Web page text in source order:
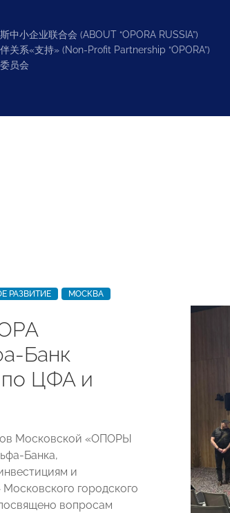
中小企业联合会 (ABOUT “OPORA RUSSIA”)
关系«支持» (Non-Profit Partnership “OPORA”)
员会
РАЗВИТИЕ МОСКВА
Банк
по ЦФА и
Московской «ОПОРЫ
Банка,
и
городского
вопросам